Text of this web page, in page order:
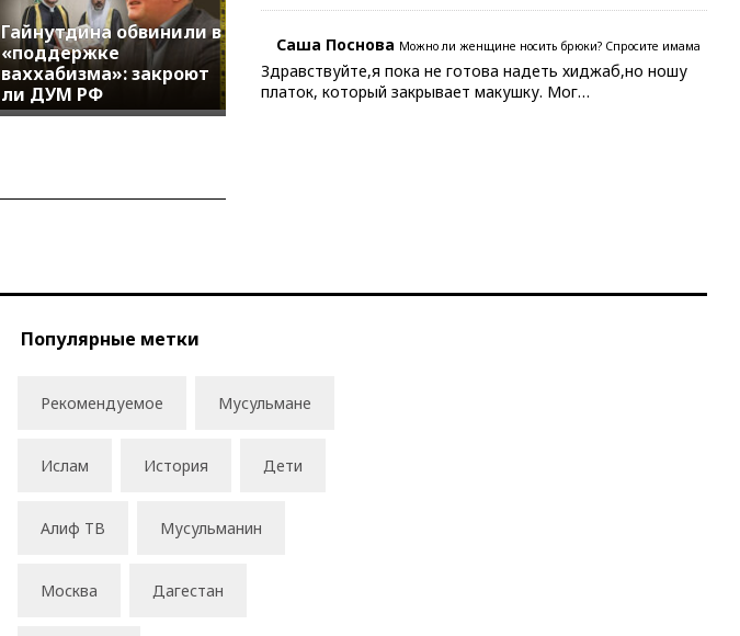
Гайнутдина обвинили в
«поддержке
ваххабизма»: закроют
ли ДУМ РФ
Саша Поснова Можно ли женщине носить брюки? Спросите имама
Здравствуйте,я пока не готова надеть хиджаб,но ношу
платок, который закрывает макушку. Мог…
Популярные метки
Рекомендуемое Мусульмане
Ислам История Дети
Алиф ТВ Мусульманин
Москва Дагестан